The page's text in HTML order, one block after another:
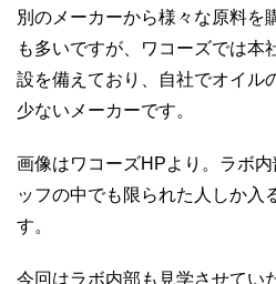
別のメーカーから様々な原料を
も多いですが、ワコーズでは本
設を備えており、自社でオイル
少ないメーカーです。
画像はワコーズHPより。ラボ
ッフの中でも限られた人しか入
す。
今回はラボ内部も見学させてい